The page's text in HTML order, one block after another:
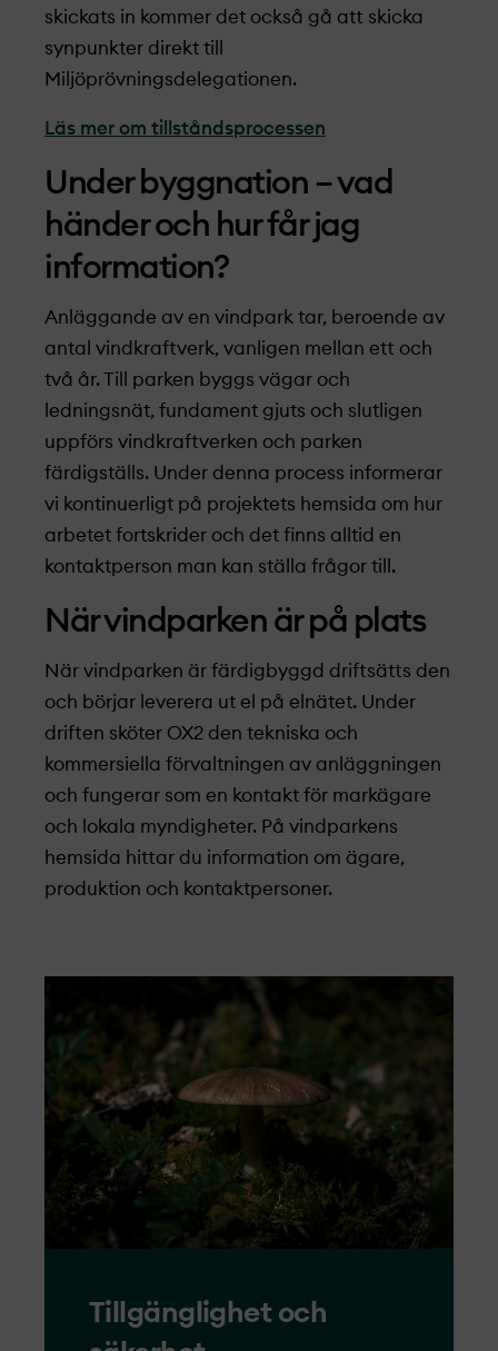
skickats in kommer det också gå att skicka
synpunkter direkt till
Miljöprövningsdelegationen.
Läs mer om tillståndsprocessen
Under byggnation – vad
händer och hur får jag
information?
Anläggande av en vindpark tar, beroende av
antal vindkraftverk, vanligen mellan ett och
två år. Till parken byggs vägar och
ledningsnät, fundament gjuts och slutligen
uppförs vindkraftverken och parken
färdigställs. Under denna process informerar
vi kontinuerligt på projekt­­­­­ets hemsida om hur
arbetet fortskrider och det finns alltid en
kontaktperson man kan ställa frågor till.
När vindparken är på plats
När vindparken är färdigbyggd driftsätts den
och börjar leverera ut el på elnätet. Under
driften sköter OX2 den tekniska och
kommersiella förvaltningen av anläggningen
och fungerar som en kontakt för markägare
och lokala myndigheter. På vindparkens
hemsida hittar du information om ägare,
produktion och kontaktpersoner.
Tillgänglighet och